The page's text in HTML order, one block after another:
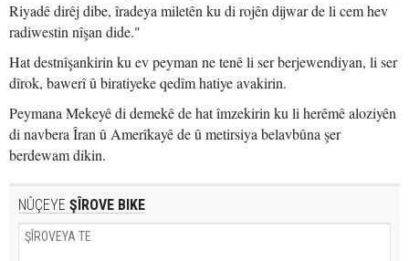
Riyadê dirêj dibe, îradeya miletên ku di rojên dijwar de li cem hev
radiwestin nîşan dide."
Hat destnîşankirin ku ev peyman ne tenê li ser berjewendiyan, li ser
dîrok, bawerî û biratiyeke qedîm hatiye avakirin.
Peymana Mekeyê di demekê de hat îmzekirin ku li herêmê aloziyên
di navbera Îran û Amerîkayê de û metirsiya belavbûna şer
berdewam dikin.
NÛÇEYE ŞÎROVE BIKE